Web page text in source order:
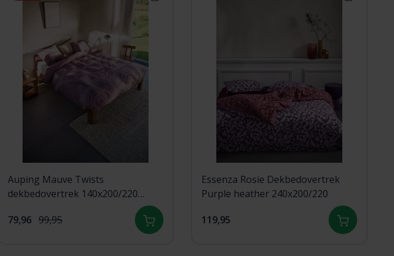
Auping Mauve Twists
dekbedovertrek 140x200/220
79,96 99,95
Essenza Rosie Dekbedovertrek
Purple heather 240x200/220
119,95